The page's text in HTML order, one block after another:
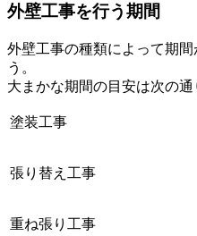
外壁工事を行う期間
外壁工事の種類によって期
う。
大まかな期間の目安は次の通
塗装工事
張り替え工事
重ね張り工事